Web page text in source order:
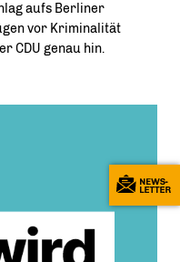
aufs Berliner
vor Kriminalität
CDU genau hin.